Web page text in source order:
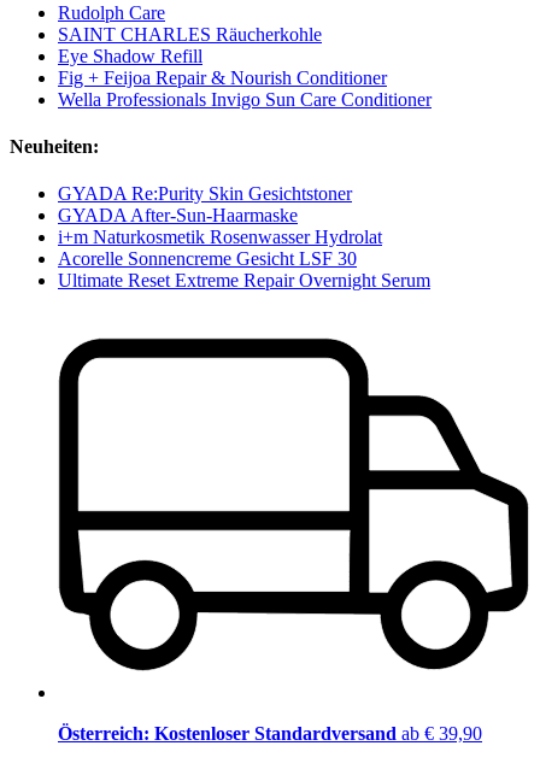
Rudolph Care
SAINT CHARLES Räucherkohle
Eye Shadow Refill
Fig + Feijoa Repair & Nourish Conditioner
Wella Professionals Invigo Sun Care Conditioner
Neuheiten:
GYADA Re:Purity Skin Gesichtstoner
GYADA After-Sun-Haarmaske
i+m Naturkosmetik Rosenwasser Hydrolat
Acorelle Sonnencreme Gesicht LSF 30
Ultimate Reset Extreme Repair Overnight Serum
Österreich: Kostenloser Standardversand ab € 39,90